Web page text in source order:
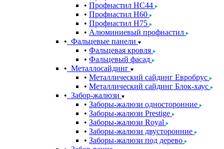
Профнастил НС44
Профнастил Н60
Профнастил Н75
Алюминиевый профнастил
Фальцевые панели
Фальцевая кровля
Фальцевый фасад
Металлосайдинг
Металлический сайдинг Евробрус
Металлический сайдинг Блок-хаус
Забор-жалюзи
Заборы-жалюзи односторонние
Заборы-жалюзи Prestige
Заборы-жалюзи Royal
Заборы-жалюзи двусторонние
Заборы-жалюзи под дерево